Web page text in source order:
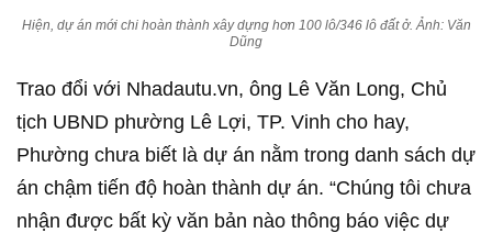
Hiện, dự án mới chi hoàn thành xây dựng hơn 100 lô/346 lô đất ở. Ảnh: Văn
Dũng
Trao đổi với Nhadautu.vn, ông Lê Văn Long, Chủ
tịch UBND phường Lê Lợi, TP. Vinh cho hay,
Phường chưa biết là dự án nằm trong danh sách dự
án chậm tiến độ hoàn thành dự án. “Chúng tôi chưa
nhận được bất kỳ văn bản nào thông báo việc dự